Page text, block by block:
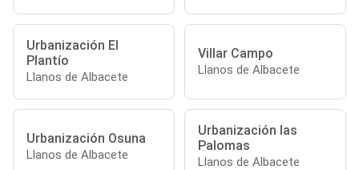
Urbanización El
Plantío
Llanos de Albacete
Villar Campo
Llanos de Albacete
Urbanización Osuna
Llanos de Albacete
Urbanización las
Palomas
Llanos de Albacete